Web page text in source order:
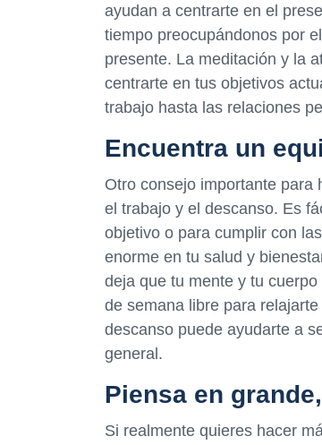
ayudan a centrarte en el
tiempo preocupándonos por
presente. La meditación y la
centrarte en tus objetivos
trabajo hasta las relaciones
Encuentra un
Otro consejo importante para
el trabajo y el descanso. Es
objetivo o para cumplir con
enorme en tu salud y
deja que tu mente y tu
de semana libre para
descanso puede ayudarte a
general.
Piensa en
Si realmente quieres hacer